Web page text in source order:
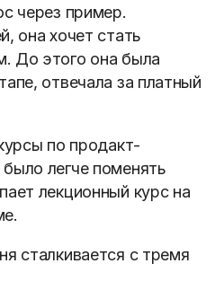
через пример.
она хочет стать
До этого она была
отвечала за платный
по продакт-
легче поменять
лекционный курс на
сталкивается с тремя